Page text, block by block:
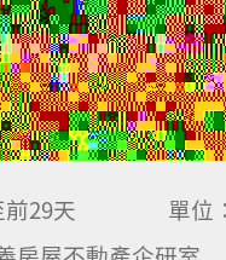
至前29天 單位